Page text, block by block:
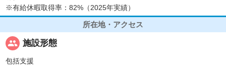
※有給休暇取得率：82%（2025年実績）
所在地・アクセス
people 施設形態
包括支援